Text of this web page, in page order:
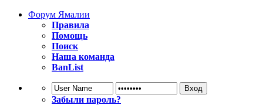
Форум Ямалии
Правила
Помощь
Поиск
Наша команда
BanList
Забыли пароль?